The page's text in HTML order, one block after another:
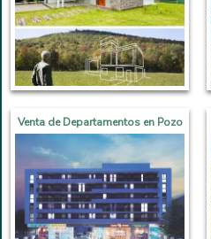
Venta de Departamentos en Pozo